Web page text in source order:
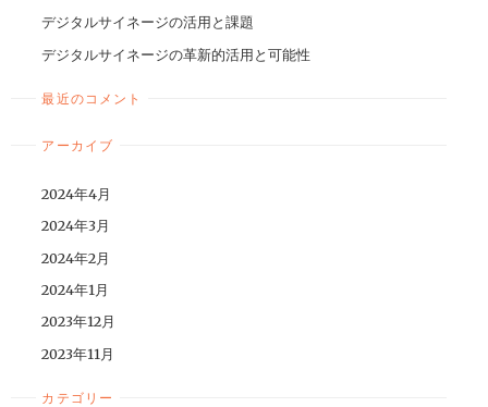
デジタルサイネージの活用と課題
デジタルサイネージの革新的活用と可能性
最近のコメント
アーカイブ
2024年4月
2024年3月
2024年2月
2024年1月
2023年12月
2023年11月
カテゴリー